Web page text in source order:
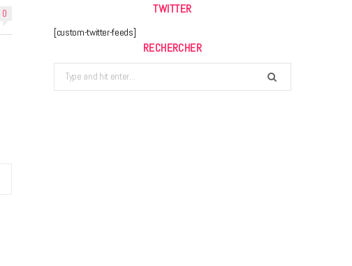
0 TWITTER
[custom-twitter-feeds]
RECHERCHER
Search
for: